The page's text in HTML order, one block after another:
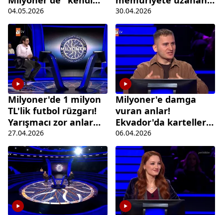
alanım" dediği soruda
elendi
04.05.2026
hayat hikayesi
30.04.2026
Milyoner'de 1 milyon
TL'lik futbol rüzgarı!
Yarışmacı zor anlar
yaşadı
27.04.2026
Milyoner'e damga
vuran anlar!
Ekvador'da karteller
tarafından kaçırıldı
06.04.2026